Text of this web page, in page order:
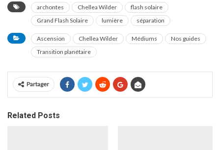
archontes Chellea Wilder
flash solaire
Grand Flash Solaire
lumière séparation
Ascension Chellea Wilder Médiums
Nos guides
Transition planétaire
Partager
Related Posts